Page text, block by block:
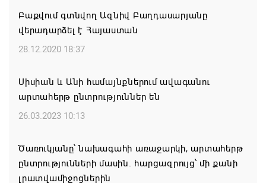
09.08.2026 16:20
Քաջարան համայնքի ղեկավար Մանվել
մասնագիտական օրվա կապակցությամբ
09.08.2026 16:12
մարզերում են բնակարաններն ամենաշատը
թանկացել
Բաքվում գտնվող Ազնիվ Բաղդասարյանը
վերադարձել է Հայաստան
28.12.2020 18:37
Սիսիան և Անի համայնքներում ավագանու
արտահերթ ընտրություններ են
26.03.2023 10:13
Ծառուկյանը՝ նախագահի առաջարկի, արտահերթ
ընտրությունների մասին. հարցազրույց՝ մի քանի
լրատվամիջոցներին